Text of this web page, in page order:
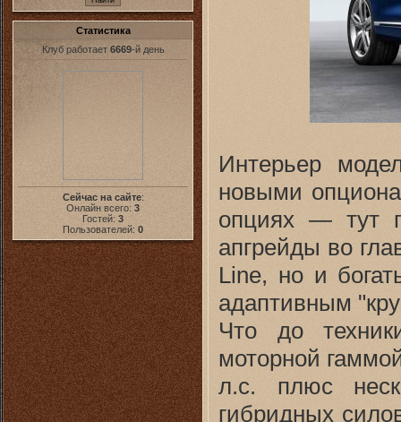
Статистика
Клуб работает 6669-й день
Сейчас на сайте:
Онлайн всего: 3
Гостей: 3
Пользователей: 0
Интерьер
новыми
опциях — тут
апгрейды во
Line, но и
адаптивным
Что до
моторной
л.с. плюс
гибридных